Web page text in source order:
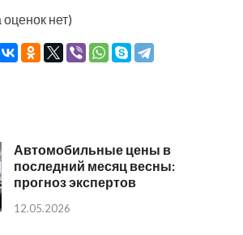
нет)
Автомобильные цены в
последний месяц весны:
прогноз экспертов
12.05.2026